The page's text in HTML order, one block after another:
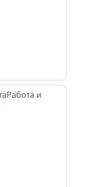
Работа и